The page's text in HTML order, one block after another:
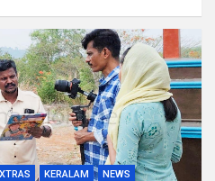
KERALAM
NEWS